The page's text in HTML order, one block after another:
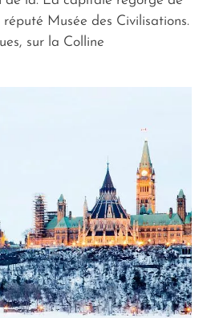
réputé Musée des Civilisations.
sur la Colline